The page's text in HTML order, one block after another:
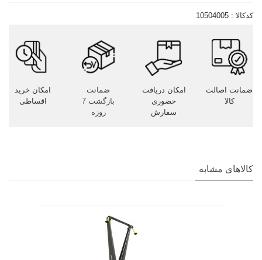
کدکالا : 10504005
ضمانت اصالت
کالا
امکان دریافت
حضوری
سفارش
ضمانت
بازگشت 7
روزه
امکان خرید
اقساطی
کالاهای مشابه